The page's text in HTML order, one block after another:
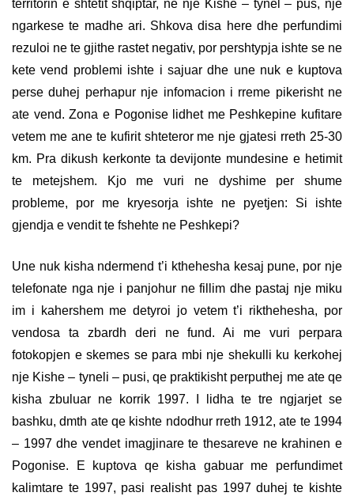
territorin e shtetit shqiptar, ne nje Kishe – tynel – pus, nje
ngarkese te madhe ari. Shkova disa here dhe perfundimi
rezuloi ne te gjithe rastet negativ, por pershtypja ishte se ne
kete vend problemi ishte i sajuar dhe une nuk e kuptova
perse duhej perhapur nje infomacion i rreme pikerisht ne
ate vend. Zona e Pogonise lidhet me Peshkepine kufitare
vetem me ane te kufirit shteteror me nje gjatesi rreth 25-30
km. Pra dikush kerkonte ta devijonte mundesine e hetimit
te metejshem.
Kjo me vuri ne dyshime per shume
probleme, por me kryesorja ishte ne pyetjen: Si ishte
gjendja e vendit te fshehte ne Peshkepi?
Une nuk kisha ndermend t’i kthehesha kesaj pune, por nje
telefonate nga nje i panjohur ne fillim dhe pastaj nje miku
im i kahershem me detyroi jo vetem t’i rikthehesha, por
vendosa ta zbardh deri ne fund. Ai me vuri perpara
fotokopjen e skemes se para mbi nje shekulli ku kerkohej
nje Kishe – tyneli – pusi, qe praktikisht perputhej me ate qe
kisha zbuluar ne korrik 1997. I lidha te tre ngjarjet se
bashku, dmth ate qe kishte ndodhur rreth 1912, ate te 1994
– 1997 dhe vendet imagjinare te thesareve ne krahinen e
Pogonise. E kuptova qe kisha gabuar me perfundimet
kalimtare te 1997, pasi realisht pas 1997 duhej te kishte